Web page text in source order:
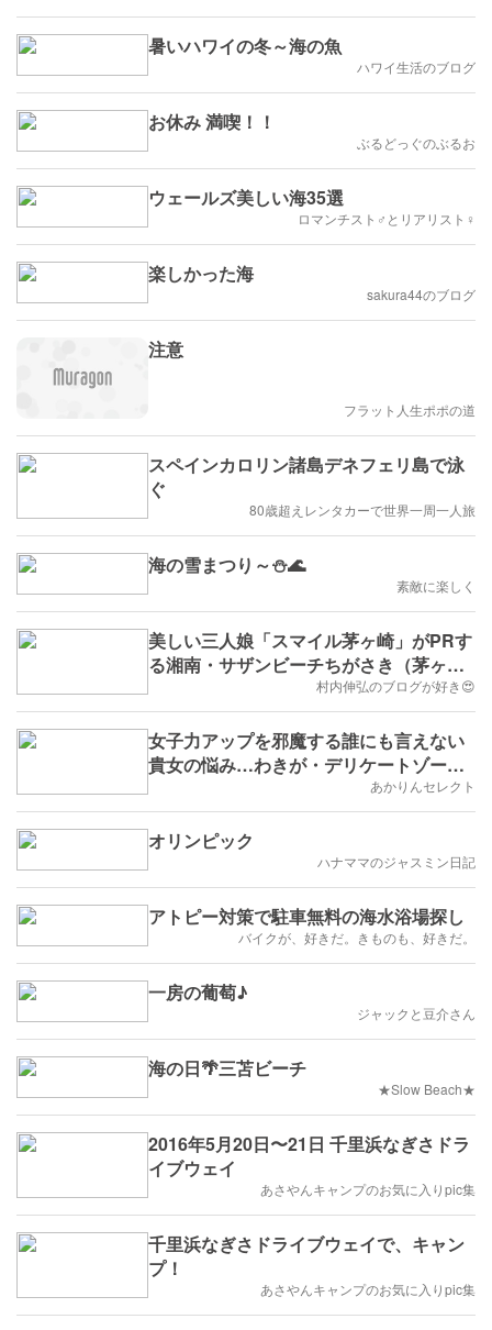
暑いハワイの冬～海の魚
ハワイ生活のブログ
お休み 満喫！！
ぶるどっぐのぶるお
ウェールズ美しい海35選
ロマンチスト♂とリアリスト♀
楽しかった海
sakura44のブログ
注意
フラット人生ポポの道
スペインカロリン諸島デネフェリ島で泳
ぐ
80歳超えレンタカーで世界一周一人旅
海の雪まつり～⛄🌊
素敵に楽しく
美しい三人娘「スマイル茅ヶ崎」がPRす
る湘南・サザンビーチちがさき（茅ヶ
崎）へ Let's go 青春海水浴！村内伸弘のブログが好き😍
女子力アップを邪魔する誰にも言えない
貴女の悩み…わきが・デリケートゾーン
あかりんセレクト
オリンピック
ハナママのジャスミン日記
アトピー対策で駐車無料の海水浴場探し
バイクが、好きだ。きものも、好きだ。
一房の葡萄♪
ジャックと豆介さん
海の日🌴三苫ビーチ
★Slow Beach★
2016年5月20日〜21日 千里浜なぎさドラ
イブウェイ
あさやんキャンプのお気に入りpic集
千里浜なぎさドライブウェイで、キャン
プ！
あさやんキャンプのお気に入りpic集